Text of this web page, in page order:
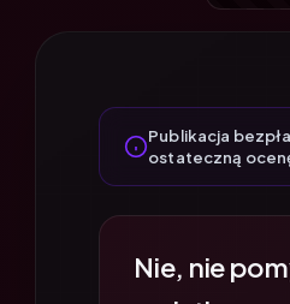
Publikacja
ostateczną
wyjątkowo